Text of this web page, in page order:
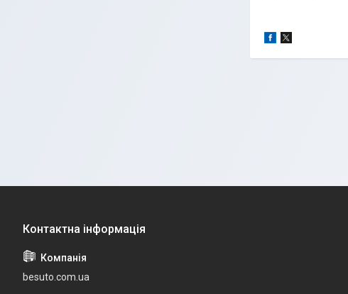
besuto.com.ua